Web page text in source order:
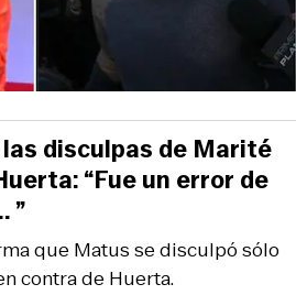
que Matus se disculpó sólo
contra de Huerta.
disculpas de Marité
“Fue un error de
”